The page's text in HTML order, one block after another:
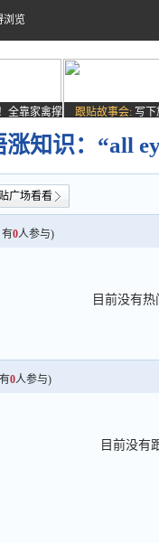
浏览
全靠家禽撑
跟贴故事会: 写下
涨知识：“all
广场看看
有0人参与)
目前没有热
0人参与)
目前没有